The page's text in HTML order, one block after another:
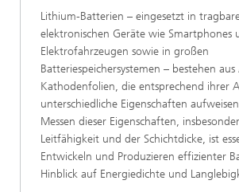
Lithium-Batterien – eingesetzt in
elektronischen Geräte wie Smartphones
Elektrofahrzeugen sowie in großen
Batteriespeichersystemen – bestehen
Kathodenfolien, die entsprechend ihrer
unterschiedliche Eigenschaften
Messen dieser Eigenschaften,
Leitfähigkeit und der Schichtdicke, ist
Entwickeln und Produzieren effizienter
Hinblick auf Energiedichte und